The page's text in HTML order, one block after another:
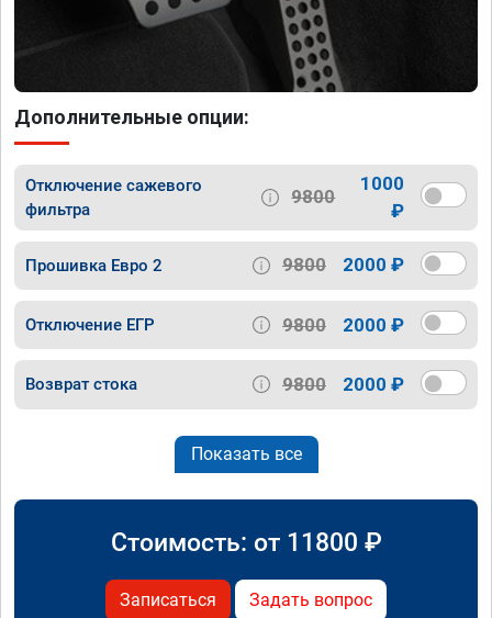
Дополнительные опции:
Отключение сажевого
фильтра
9800
1000
₽
Прошивка Евро 2 9800 2000 ₽
Отключение ЕГР 9800 2000 ₽
Возврат стока 9800 2000 ₽
Показать все
Стоимость: от 11800 ₽
Записаться Задать вопрос